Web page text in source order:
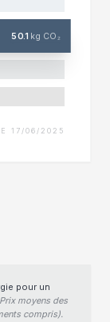
50.1 kg CO₂
17/06/2025
pour un
Prix moyens des
compris).